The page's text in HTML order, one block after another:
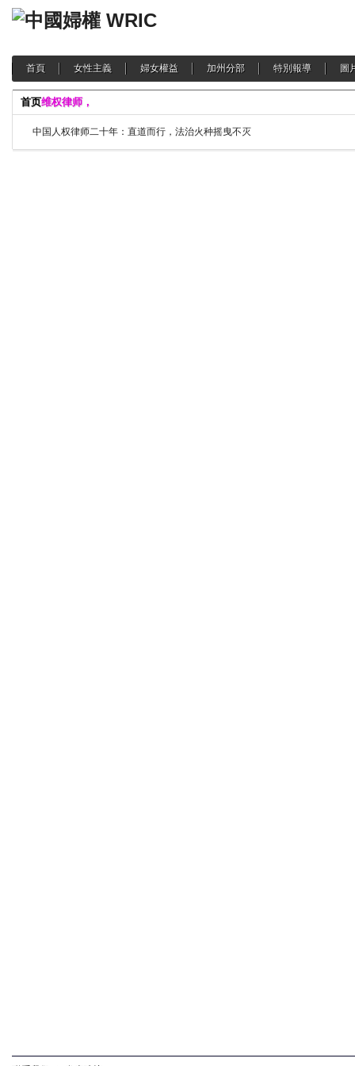
首頁 女性主義 婦女權益 加州分部 特別報導 圖
首页维权律师，
中国人权律师二十年：直道而行，法治火种摇曳不灭